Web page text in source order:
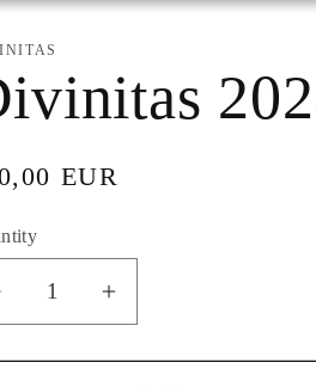
n
t
r
/
e
EUR
Decrease Increase
for